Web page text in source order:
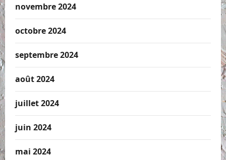
novembre 2024
octobre 2024
septembre 2024
août 2024
juillet 2024
juin 2024
mai 2024